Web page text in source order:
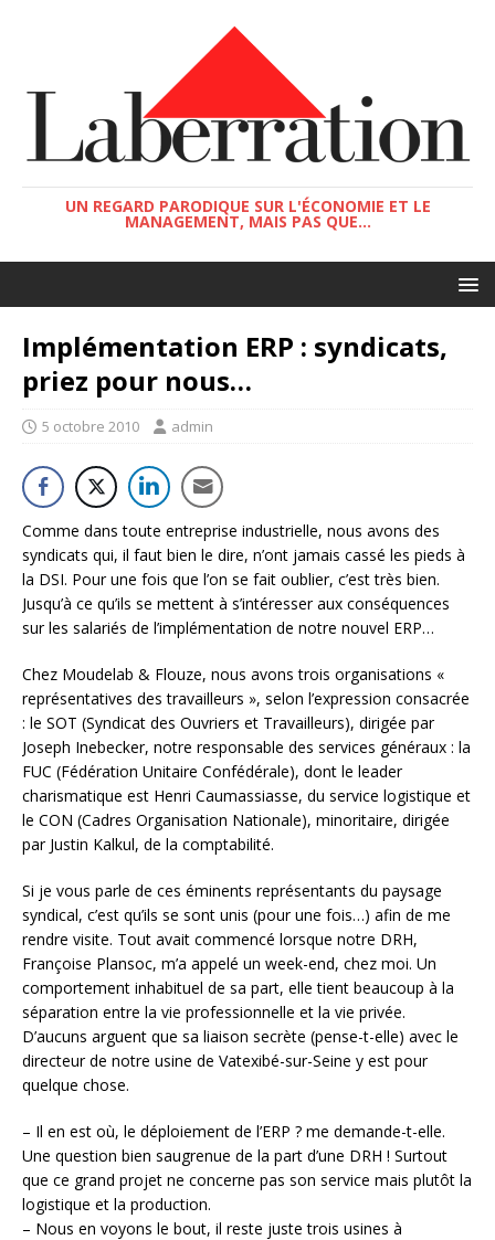
UN REGARD PARODIQUE SUR L'ÉCONOMIE ET LE
MANAGEMENT, MAIS PAS QUE...
Implémentation ERP : syndicats,
priez pour nous…
5 octobre 2010 admin
Comme dans toute entreprise industrielle, nous avons des
syndicats qui, il faut bien le dire, n’ont jamais cassé les pieds à
la DSI. Pour une fois que l’on se fait oublier, c’est très bien.
Jusqu’à ce qu’ils se mettent à s’intéresser aux conséquences
sur les salariés de l’implémentation de notre nouvel ERP…
Chez Moudelab & Flouze, nous avons trois organisations «
représentatives des travailleurs », selon l’expression consacrée
: le SOT (Syndicat des Ouvriers et Travailleurs), dirigée par
Joseph Inebecker, notre responsable des services généraux : la
FUC (Fédération Unitaire Confédérale), dont le leader
charismatique est Henri Caumassiasse, du service logistique et
le CON (Cadres Organisation Nationale), minoritaire, dirigée
par Justin Kalkul, de la comptabilité.
Si je vous parle de ces éminents représentants du paysage
syndical, c’est qu’ils se sont unis (pour une fois…) afin de me
rendre visite. Tout avait commencé lorsque notre DRH,
Françoise Plansoc, m’a appelé un week-end, chez moi. Un
comportement inhabituel de sa part, elle tient beaucoup à la
séparation entre la vie professionnelle et la vie privée.
D’aucuns arguent que sa liaison secrète (pense-t-elle) avec le
directeur de notre usine de Vatexibé-sur-Seine y est pour
quelque chose.
– Il en est où, le déploiement de l’ERP ? me demande-t-elle.
Une question bien saugrenue de la part d’une DRH ! Surtout
que ce grand projet ne concerne pas son service mais plutôt la
logistique et la production.
– Nous en voyons le bout, il reste juste trois usines à